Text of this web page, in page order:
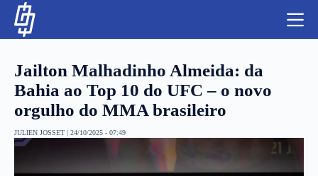
LUTAS E MMA
Jailton Malhadinho Almeida: da
Bahia ao Top 10 do UFC – o novo
orgulho do MMA brasileiro
JULIEN JOSSET | 24/10/2025 - 07:49